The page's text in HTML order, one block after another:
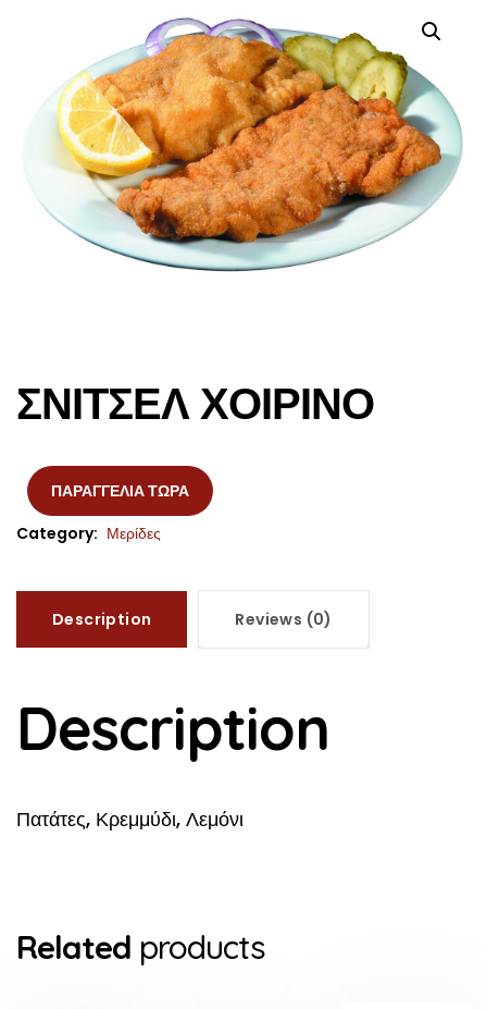
ΣΝΙΤΣΕΛ ΧΟΙΡΙΝΟ
ΠΑΡΑΓΓΕΛΙΑ ΤΩΡΑ
Category: Μερίδες
Description Reviews (0)
Description
Πατάτες, Κρεμμύδι, Λεμόνι
Related products